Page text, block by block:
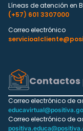
Líneas de atención en
(+57) 601 3307000
Correo electrónico
Contactos
Correo electrónico de
Correo electrónico de